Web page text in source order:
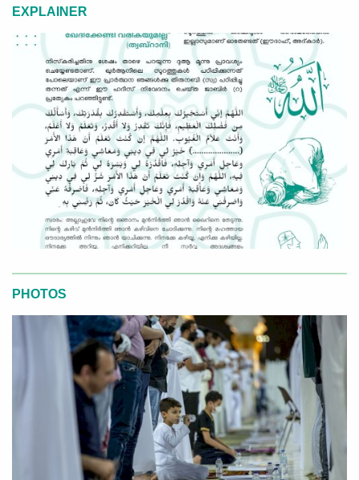
EXPLAINER
PHOTOS